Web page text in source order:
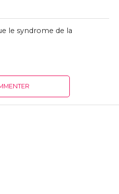
le syndrome de la